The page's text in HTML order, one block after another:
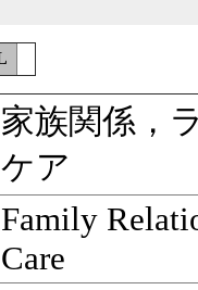
家族関係，
ケア
Family
Care